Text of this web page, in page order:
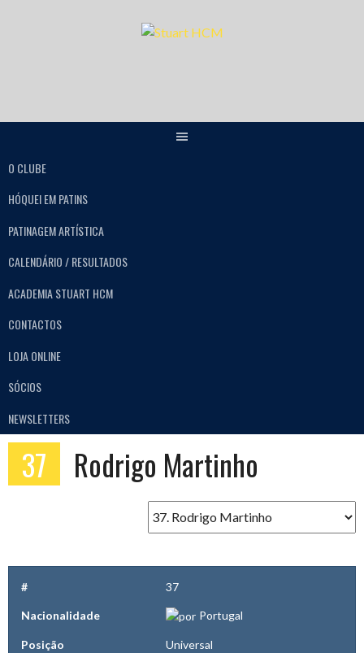
O CLUBE
HÓQUEI EM PATINS
PATINAGEM ARTÍSTICA
CALENDÁRIO / RESULTADOS
ACADEMIA STUART HCM
CONTACTOS
LOJA ONLINE
SÓCIOS
NEWSLETTERS
37 Rodrigo Martinho
# 37
Nacionalidade Portugal
Posição Universal